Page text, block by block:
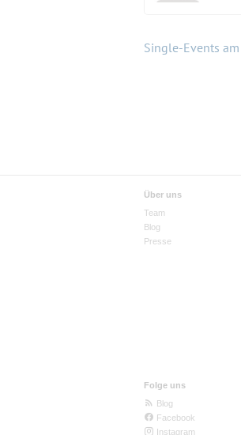
Single-Events am
Über uns
Team
Blog
Presse
Folge uns
Blog
Facebook
Instagram